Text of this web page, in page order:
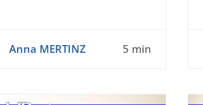
Anna MERTINZ 5 min